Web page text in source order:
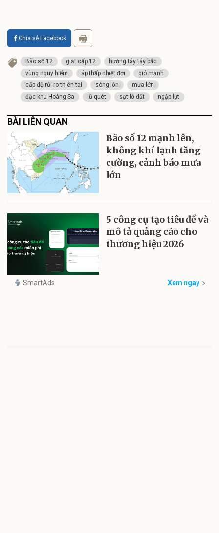
Chia sẻ Facebook
Bão số 12 giật cấp 12
hướng tây tây bắc
vùng nguy hiểm
áp thấp nhiệt đới
gió mạnh
cấp độ rủi ro thiên tai
sóng lớn
mưa lớn
đặc khu Hoàng Sa
lũ quét sạt lở đất ngập lụt
BÀI LIÊN QUAN
Bão số 12 mạnh lên,
không khí lạnh tăng
cường, cảnh báo mưa
lớn
5 công cụ tạo tiêu đề và
mô tả quảng cáo cho
thương hiệu 2026
SmartAds Xem ngay